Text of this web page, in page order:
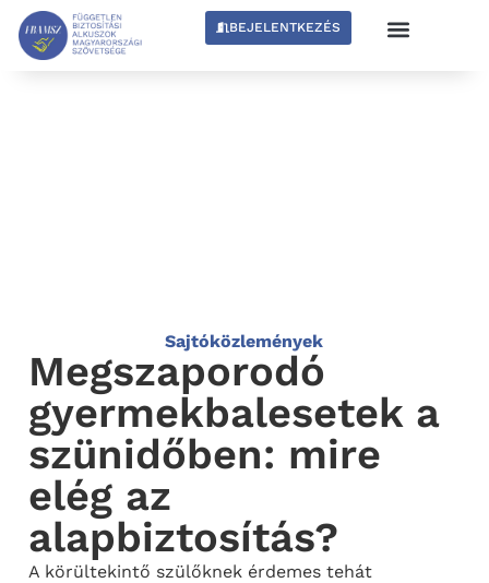
BEJELENTKEZÉS
Sajtóközlemények
Megszaporodó
gyermekbalesetek a
szünidőben: mire
elég az
alapbiztosítás?
A körültekintő szülőknek érdemes tehát